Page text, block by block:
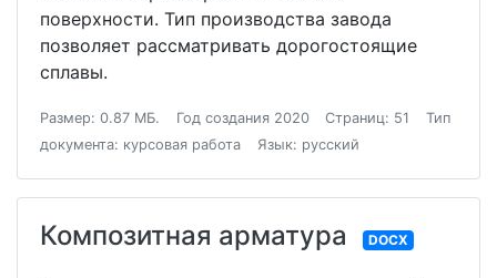
поверхности. Тип производства завода
позволяет рассматривать дорогостоящие
сплавы.
Размер: 0.87 МБ. Год создания 2020 Страниц: 51
Тип
документа: курсовая работа
Язык: русский
Композитная арматура DOCX